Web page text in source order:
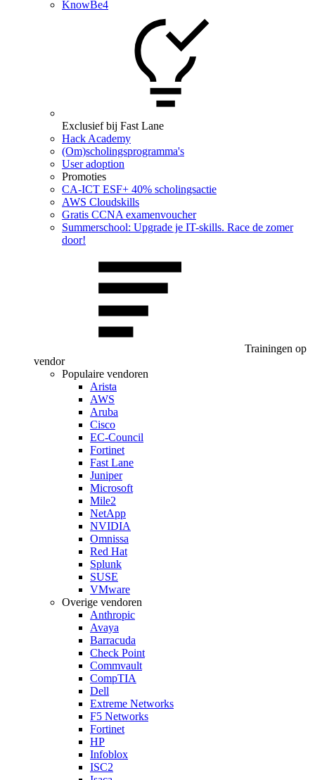
KnowBe4
Exclusief bij Fast Lane
Hack Academy
(Om)scholingsprogramma's
User adoption
Promoties
CA‑ICT ESF+ 40% scholingsactie
AWS Cloudskills
Gratis CCNA examenvoucher
Summerschool: Upgrade je IT-skills. Race de zomer
door!
Trainingen op
vendor
Populaire vendoren
Arista
AWS
Aruba
Cisco
EC-Council
Fortinet
Fast Lane
Juniper
Microsoft
Mile2
NetApp
NVIDIA
Omnissa
Red Hat
Splunk
SUSE
VMware
Overige vendoren
Anthropic
Avaya
Barracuda
Check Point
Commvault
CompTIA
Dell
Extreme Networks
F5 Networks
Fortinet
HP
Infoblox
ISC2